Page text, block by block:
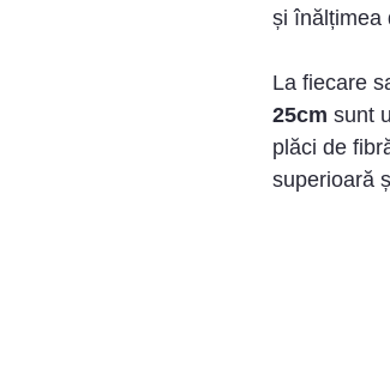
și înălțimea
La fiecare
25cm sunt
plăci de
superioară